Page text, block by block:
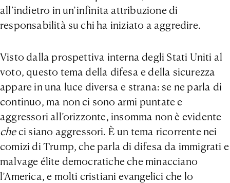
all’indietro in un’infinita attribuzione di
responsabilità su chi ha iniziato a aggredire.
Visto dalla prospettiva interna degli Stati Uniti al
voto, questo tema della difesa e della sicurezza
appare in una luce diversa e strana: se ne parla di
continuo, ma non ci sono armi puntate e
aggressori all’orizzonte, insomma non è evidente
checi siano aggressori. È un tema ricorrente nei
comizi di Trump, che parla di difesa da immigrati e
malvage élite democratiche che minacciano
l’America, e molti cristiani evangelici che lo